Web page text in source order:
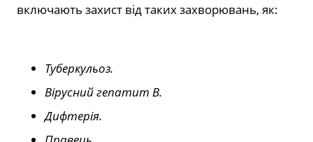
включають захист від таких захворювань, як:
Туберкульоз.
Вірусний гепатит В.
Дифтерія.